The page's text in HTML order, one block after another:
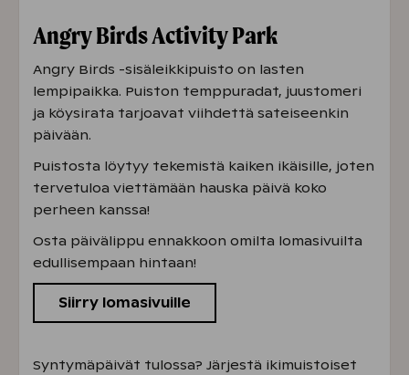
Angry Birds Activity Park
Angry Birds -sisäleikkipuisto on lasten
lempipaikka. Puiston temppuradat, juustomeri
ja köysirata tarjoavat viihdettä sateiseenkin
päivään.
Puistosta löytyy tekemistä kaiken ikäisille, joten
tervetuloa viettämään hauska päivä koko
perheen kanssa!
Osta päivälippu ennakkoon omilta lomasivuilta
edullisempaan hintaan!
Siirry lomasivuille
Syntymäpäivät tulossa? Järjestä ikimuistoiset